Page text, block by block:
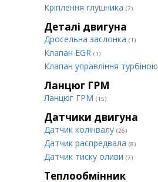
Кріплення глушника (7)
Деталі двигуна
Дросельна заслонка (1)
Клапан EGR (1)
Клапан управління турбіною
Ланцюг ГРМ
Ланцюг ГРМ (15)
Датчики двигуна
Датчик колінвалу (26)
Датчик распредвала (8)
Датчик тиску оливи (7)
Теплообмінник